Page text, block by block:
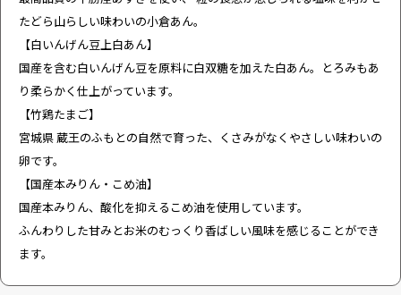
たどら山らしい味わいの小倉あん。
【白いんげん豆上白あん】
国産を含む白いんげん豆を原料に白双糖を加えた白あん。とろみもあ
り柔らかく仕上がっています。
【竹鶏たまご】
宮城県 蔵王のふもとの自然で育った、くさみがなくやさしい味わいの
卵です。
【国産本みりん・こめ油】
国産本みりん、酸化を抑えるこめ油を使用しています。
ふんわりした甘みとお米のむっくり香ばしい風味を感じることができ
ます。